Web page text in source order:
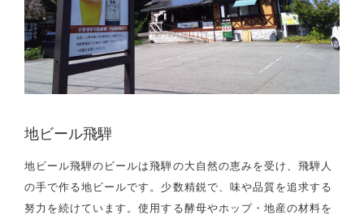
地ビール飛騨
地ビール飛騨のビールは飛騨の大自然の恵みを受け、飛騨人
の手で作る地ビールです。少数精鋭で、味や品質を追求する
努力を続けています。使用する酵母やホップ・地産の材料を